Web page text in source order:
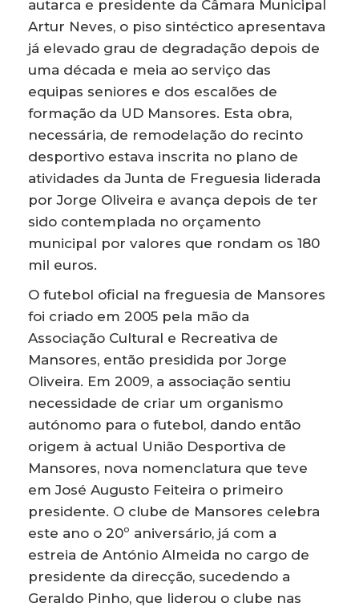
autarca e presidente da Câmara Municipal
Artur Neves, o piso sintéctico apresentava
já elevado grau de degradação depois de
uma década e meia ao serviço das
equipas seniores e dos escalões de
formação da UD Mansores. Esta obra,
necessária, de remodelação do recinto
desportivo estava inscrita no plano de
atividades da Junta de Freguesia liderada
por Jorge Oliveira e avança depois de ter
sido contemplada no orçamento
municipal por valores que rondam os 180
mil euros.
O futebol oficial na freguesia de Mansores
foi criado em 2005 pela mão da
Associação Cultural e Recreativa de
Mansores, então presidida por Jorge
Oliveira. Em 2009, a associação sentiu
necessidade de criar um organismo
autónomo para o futebol, dando então
origem à actual União Desportiva de
Mansores, nova nomenclatura que teve
em José Augusto Feiteira o primeiro
presidente. O clube de Mansores celebra
este ano o 20º aniversário, já com a
estreia de António Almeida no cargo de
presidente da direcção, sucedendo a
Geraldo Pinho, que liderou o clube nas